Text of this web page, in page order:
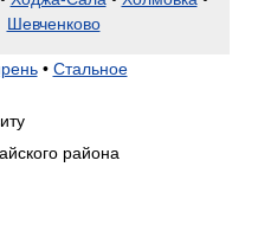
Шевченково
• Стальное
района